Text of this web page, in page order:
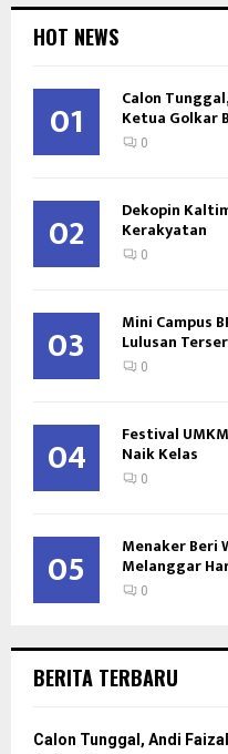
HOT NEWS
01 Calon
Ketua Golkar
0
02 Dekopin
Kerakyatan
0
03 Mini Campus
Lulusan
0
04 Festival
Naik Kelas
0
05 Menaker Beri
Melanggar
0
BERITA TERBARU
Calon Tunggal, Andi